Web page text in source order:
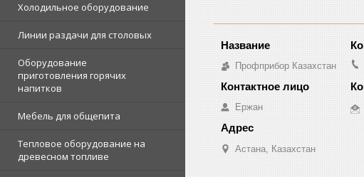
Холодильное оборудование
Линии раздачи для столовых
Оборудование
приготовления горячих
напитков
Мебель для общепита
Тепловое оборудование на
древесном топливе
Профприбор Казахстан
Ержан
Астана, Казахстан